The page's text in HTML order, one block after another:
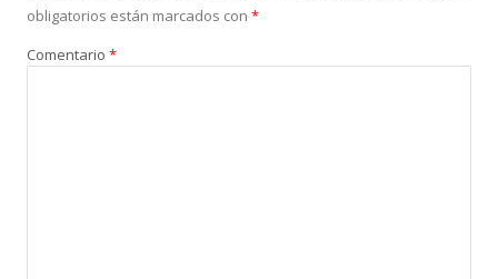
obligatorios están marcados con *
Comentario *